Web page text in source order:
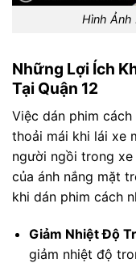
Hình Ảnh
Những Lợi Ích
Tại Quận 12
Việc dán phim
thoải mái khi lái xe
người ngồi trong
của ánh nắng mặt
khi dán phim cách
Giảm Nhiệt Độ
giảm nhiệt độ